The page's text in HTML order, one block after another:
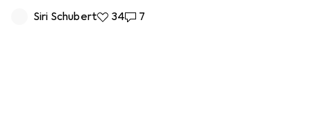
Siri Schubert34 likes
347 commentaires
7